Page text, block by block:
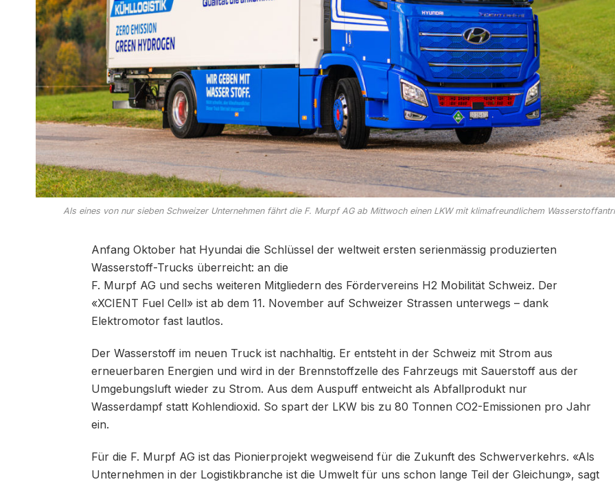
Als eines von nur sieben Schweizer Unternehmen fährt die F. Murpf AG ab Mittwoch einen LKW mit klimafreundlichem
Anfang Oktober hat Hyundai die Schlüssel der weltweit ersten serienmässig produzierten
Wasserstoff-Trucks überreicht: an die
F. Murpf AG und sechs weiteren Mitgliedern des Fördervereins H2 Mobilität Schweiz. Der
«XCIENT Fuel Cell» ist ab dem 11. November auf Schweizer Strassen unterwegs – dank
Elektromotor fast lautlos.
Der Wasserstoff im neuen Truck ist nachhaltig. Er entsteht in der Schweiz mit Strom aus
erneuerbaren Energien und wird in der Brennstoffzelle des Fahrzeugs mit Sauerstoff aus der
Umgebungsluft wieder zu Strom. Aus dem Auspuff entweicht als Abfallprodukt nur
Wasserdampf statt Kohlendioxid. So spart der LKW bis zu 80 Tonnen CO2-Emissionen pro Jahr
ein.
Für die F. Murpf AG ist das Pionierprojekt wegweisend für die Zukunft des Schwerverkehrs. «Als
Unternehmen in der Logistikbranche ist die Umwelt für uns schon lange Teil der Gleichung», sagt